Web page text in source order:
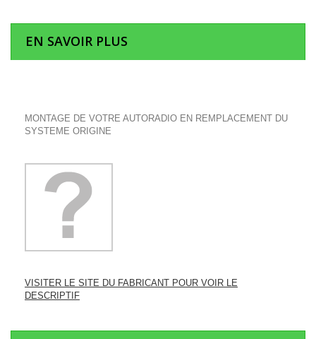
EN SAVOIR PLUS
MONTAGE DE VOTRE AUTORADIO EN REMPLACEMENT DU
SYSTEME ORIGINE
VISITER LE SITE DU FABRICANT POUR VOIR LE
DESCRIPTIF